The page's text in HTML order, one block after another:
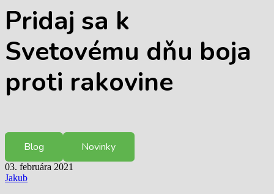
Pridaj sa k
Svetovému dňu boja
proti rakovine
Blog Novinky
03. februára 2021
Jakub